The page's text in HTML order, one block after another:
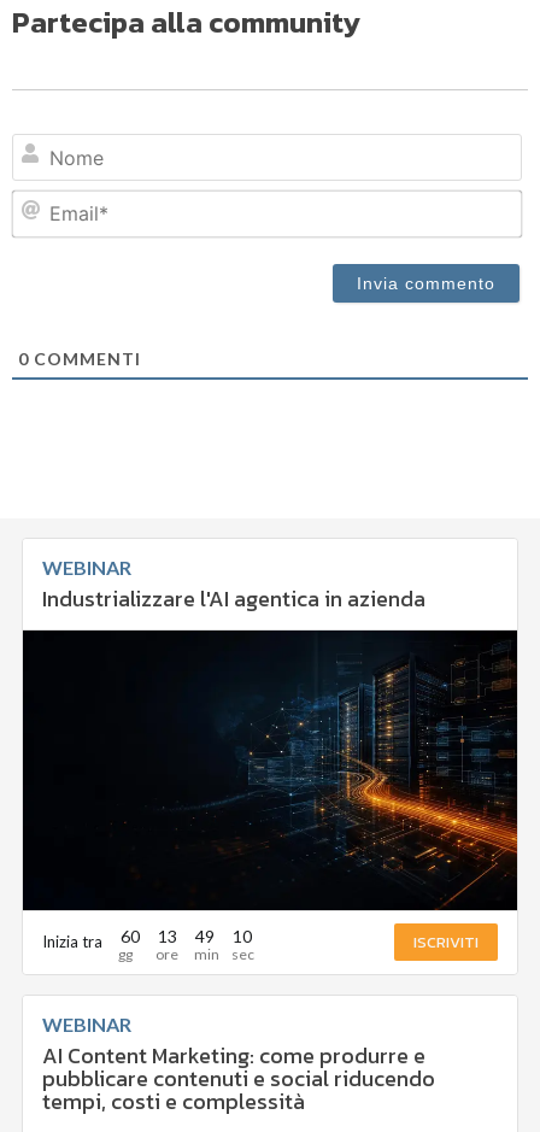
Partecipa alla community
0 COMMENTI
WEBINAR
Industrializzare l'AI agentica in azienda
Inizia tra 60 13 49 9 ISCRIVITI
WEBINAR
AI Content Marketing: come produrre e
pubblicare contenuti e social riducendo
tempi, costi e complessità